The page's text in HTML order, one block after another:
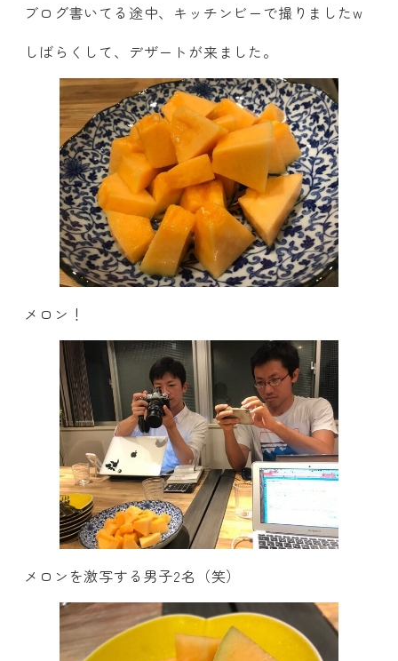
ブログ書いてる途中、キッチンビーで撮りましたw
しばらくして、デザートが来ました。
メロン！
メロンを激写する男子2名（笑）